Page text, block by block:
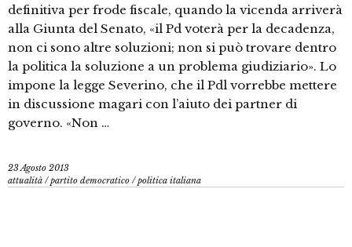
definitiva per frode fiscale, quando la vicenda arriverà
alla Giunta del Senato, «il Pd voterà per la decadenza,
non ci sono altre soluzioni; non si può trovare dentro
la politica la soluzione a un problema giudiziario». Lo
impone la legge Severino, che il Pdl vorrebbe mettere
in discussione magari con l’aiuto dei partner di
governo. «Non …
23 Agosto 2013
attualità /partito democratico /politica italiana